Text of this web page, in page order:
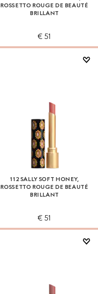
ROSSETTO ROUGE DE BEAUTÉ
BRILLANT
€ 51
112 SALLY SOFT HONEY,
ROSSETTO ROUGE DE BEAUTÉ
BRILLANT
€ 51